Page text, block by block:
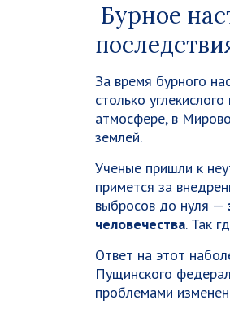
Бурное
За время бурного
столько
атмосфере, в
землей.
Ученые пришли к
примется за
выбросов до нуля —
человечества. Так
Ответ на этот
Пущинского
проблемами